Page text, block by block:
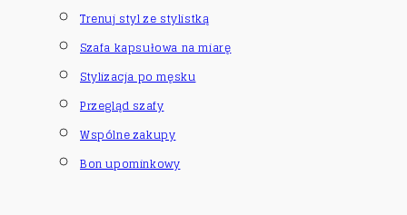
Trenuj styl ze stylistką
Szafa kapsułowa na miarę
Stylizacja po męsku
Przegląd szafy
Wspólne zakupy
Bon upominkowy